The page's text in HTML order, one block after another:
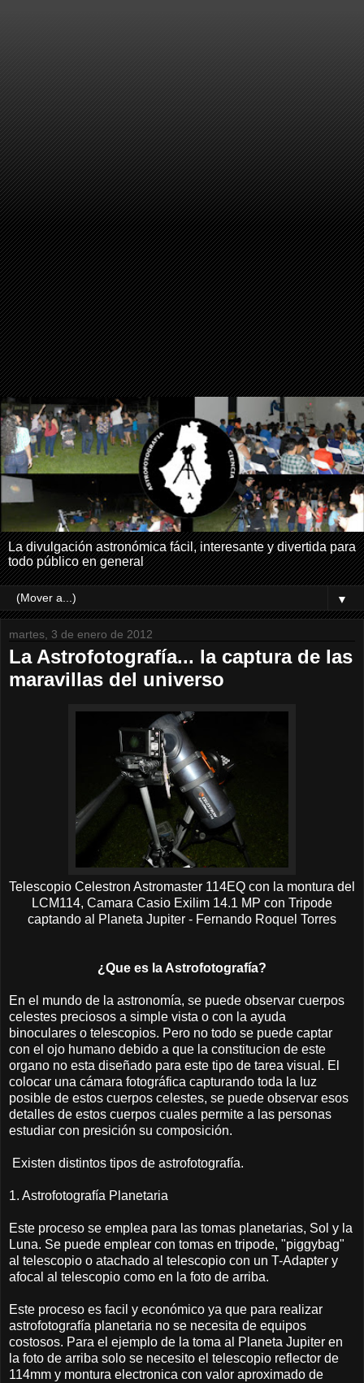
La divulgación astronómica fácil, interesante y divertida para
todo público en general
▼
martes, 3 de enero de 2012
La Astrofotografía... la captura de las
maravillas del universo
Telescopio Celestron Astromaster 114EQ con la montura del
LCM114, Camara Casio Exilim 14.1 MP con Tripode
captando al Planeta Jupiter - Fernando Roquel Torres
¿Que es la Astrofotografía?
En el mundo de la astronomía, se puede observar cuerpos
celestes preciosos a simple vista o con la ayuda
binoculares o telescopios. Pero no todo se puede captar
con el ojo humano debido a que la constitucion de este
organo no esta diseñado para este tipo de tarea visual. El
colocar una cámara fotográfica capturando toda la luz
posible de estos cuerpos celestes, se puede observar esos
detalles de estos cuerpos cuales permite a las personas
estudiar con presición su composición.
Existen distintos tipos de astrofotografía.
1. Astrofotografía Planetaria
Este proceso se emplea para las tomas planetarias, Sol y la
Luna. Se puede emplear con tomas en tripode, "piggybag"
al telescopio o atachado al telescopio con un T-Adapter y
afocal al telescopio como en la foto de arriba.
Este proceso es facil y económico ya que para realizar
astrofotografía planetaria no se necesita de equipos
costosos. Para el ejemplo de la toma al Planeta Jupiter en
la foto de arriba solo se necesito el telescopio reflector de
114mm y montura electronica con valor aproximado de